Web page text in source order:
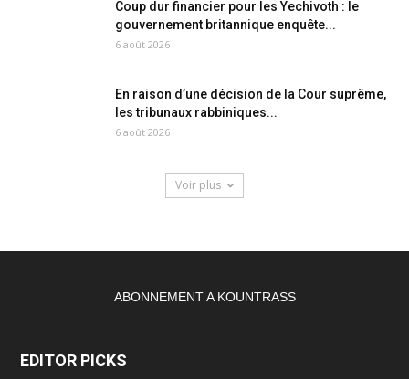
Coup dur financier pour les Yechivoth : le
gouvernement britannique enquête...
6 août 2026
En raison d’une décision de la Cour suprême,
les tribunaux rabbiniques...
6 août 2026
Voir plus
ABONNEMENT A KOUNTRASS
EDITOR PICKS